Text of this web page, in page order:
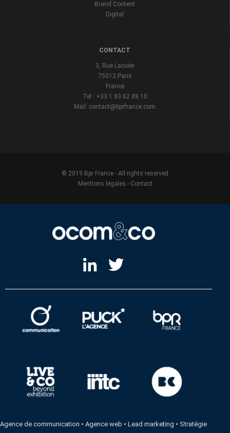
Brand Content
Digital
CONTACT
3, Rue Lacuée
75012 Paris
France
Tel : +33 1 83 62 88 10
Mail: contact@bprfrance.com
© 2019 Bpr France - All rights reserved
Mentions légales - Contact
Agence de communication •Agence web •Lead marketing • Stratégie